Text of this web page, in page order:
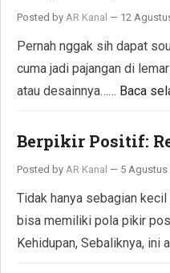
Posted by AR Kanal — 12
Pernah nggak sih dapat
cuma jadi pajangan di
atau desainnya…… Baca
Berpikir Positif:
Posted by AR Kanal — 5 Agustus
Tidak hanya sebagian
bisa memiliki pola pikir
Kehidupan, Sebaliknya, ini